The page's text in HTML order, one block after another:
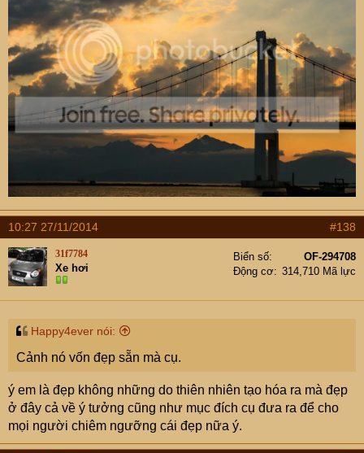
10:27 27/11/2014 #138
31f7784
Xe hơi
Biển số
OF-294708
Động cơ
314,710 Mã lực
Happy4ever nói:
Cảnh nó vốn đẹp sẵn mà cụ.
ý em là đẹp không những do thiên nhiên tạo hóa ra mà đẹp
ở đây cả về ý tưởng cũng như mục đích cụ đưa ra để cho
mọi người chiêm ngưỡng cái đẹp nữa ý.